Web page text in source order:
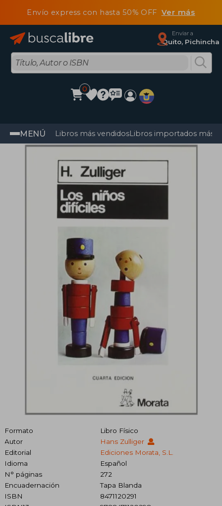
Envío express con hasta 50% OFF Ver más
Enviar a
Quito, Pichincha
0
MENÚ Libros más vendidosLibros importados más
Formato
Libro Físico
Autor
Hans Zulliger
Editorial
Ediciones Morata, S.L.
Idioma
Español
N° páginas
272
Encuadernación
Tapa Blanda
ISBN
8471120291